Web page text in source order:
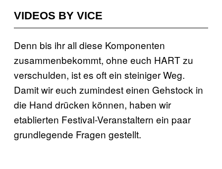
VIDEOS BY VICE
Denn bis ihr all diese Komponenten
zusammenbekommt, ohne euch HART zu
verschulden, ist es oft ein steiniger Weg.
Damit wir euch zumindest einen Gehstock in
die Hand drücken können, haben wir
etablierten Festival-Veranstaltern ein paar
grundlegende Fragen gestellt.